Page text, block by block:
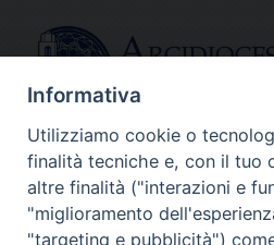
CONTATTI
info@fermodiocesi.it
pec:
Informativa
Utilizziamo cookie o
finalità tecniche e, con il tuo
altre finalità ("interazioni e
"miglioramento
"targeting e pubblicità")